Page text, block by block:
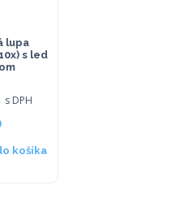
lupa
s led
s DPH
košíka